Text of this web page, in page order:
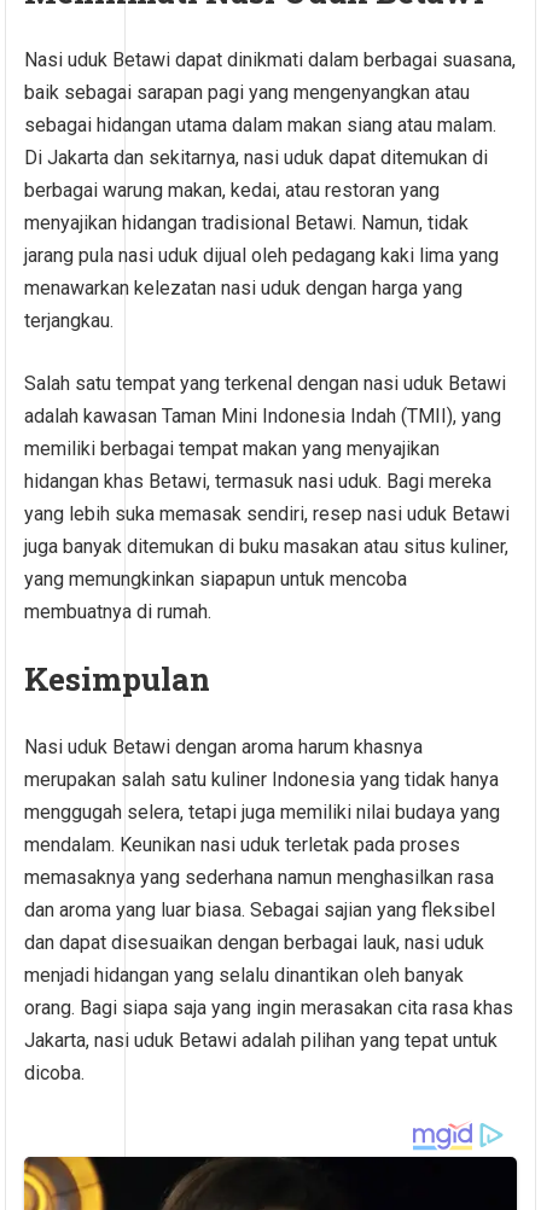
Nasi uduk Betawi dapat dinikmati dalam berbagai suasana,
baik sebagai sarapan pagi yang mengenyangkan atau
sebagai hidangan utama dalam makan siang atau malam.
Di Jakarta dan sekitarnya, nasi uduk dapat ditemukan di
berbagai warung makan, kedai, atau restoran yang
menyajikan hidangan tradisional Betawi. Namun, tidak
jarang pula nasi uduk dijual oleh pedagang kaki lima yang
menawarkan kelezatan nasi uduk dengan harga yang
terjangkau.
Salah satu tempat yang terkenal dengan nasi uduk Betawi
adalah kawasan Taman Mini Indonesia Indah (TMII), yang
memiliki berbagai tempat makan yang menyajikan
hidangan khas Betawi, termasuk nasi uduk. Bagi mereka
yang lebih suka memasak sendiri, resep nasi uduk Betawi
juga banyak ditemukan di buku masakan atau situs kuliner,
yang memungkinkan siapapun untuk mencoba
membuatnya di rumah.
Kesimpulan
Nasi uduk Betawi dengan aroma harum khasnya
merupakan salah satu kuliner Indonesia yang tidak hanya
menggugah selera, tetapi juga memiliki nilai budaya yang
mendalam. Keunikan nasi uduk terletak pada proses
memasaknya yang sederhana namun menghasilkan rasa
dan aroma yang luar biasa. Sebagai sajian yang fleksibel
dan dapat disesuaikan dengan berbagai lauk, nasi uduk
menjadi hidangan yang selalu dinantikan oleh banyak
orang. Bagi siapa saja yang ingin merasakan cita rasa khas
Jakarta, nasi uduk Betawi adalah pilihan yang tepat untuk
dicoba.